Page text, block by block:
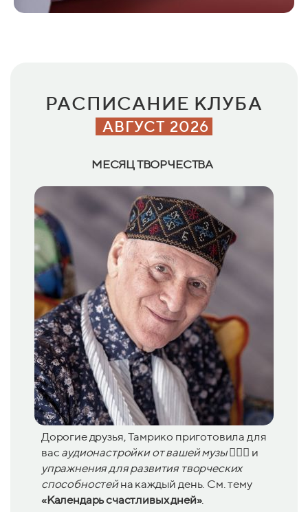
РАСПИСАНИЕ КЛУБА
АВГУСТ 2026
МЕСЯЦ ТВОРЧЕСТВА
Дорогие друзья, Тамрико приготовила для
вас аудионастройки от вашей музы🧚🏻‍♀️ и
упражнения для развития творческих
способностейна каждый день. См. тему
«Календарь счастливых дней».